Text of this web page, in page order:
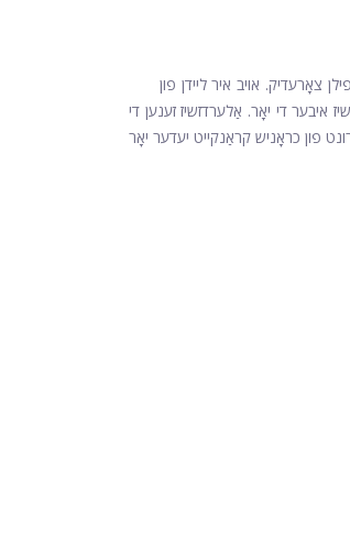
צאָרעדיק. אויב איר ליידן פון
איבער די יאָר. אַלערדזשיז זענען די